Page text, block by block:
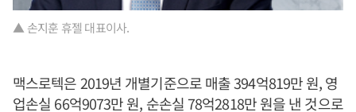
▲ 손지훈 휴젤 대표이사.
맥스로텍은 2019년 개별기준으로 매출 394억819만 원, 영
업손실 66억9073만 원, 순손실 78억2818만 원을 낸 것으로